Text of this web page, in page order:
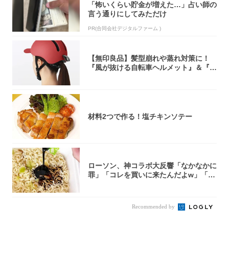
「怖いくらい貯金が増えた…」占い師の
言う通りにしてみただけ
PR(合同会社デジタルファーム )
【無印良品】髪型崩れや蒸れ対策に！
『風が抜ける自転車ヘルメット』＆『2
材料2つで作る！塩チキンソテー
ローソン、神コラボ大反響「なかなかに
罪」「コレを買いに来たんだよw」「３
Recommended by